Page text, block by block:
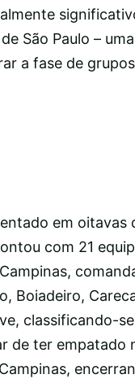
São Paulo –
a fase de
em oitavas
com 21
Boiadeiro,
classificando-
de ter empatado